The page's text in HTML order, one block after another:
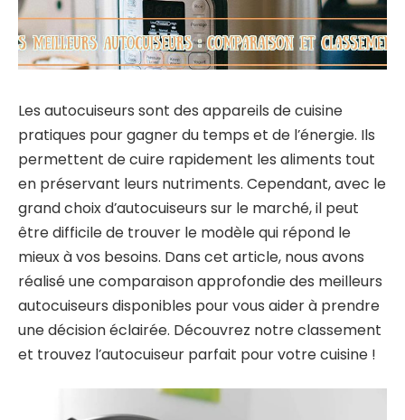
Les autocuiseurs sont des appareils de cuisine
pratiques pour gagner du temps et de l’énergie. Ils
permettent de cuire rapidement les aliments tout
en préservant leurs nutriments. Cependant, avec le
grand choix d’autocuiseurs sur le marché, il peut
être difficile de trouver le modèle qui répond le
mieux à vos besoins. Dans cet article, nous avons
réalisé une comparaison approfondie des meilleurs
autocuiseurs disponibles pour vous aider à prendre
une décision éclairée. Découvrez notre classement
et trouvez l’autocuiseur parfait pour votre cuisine !